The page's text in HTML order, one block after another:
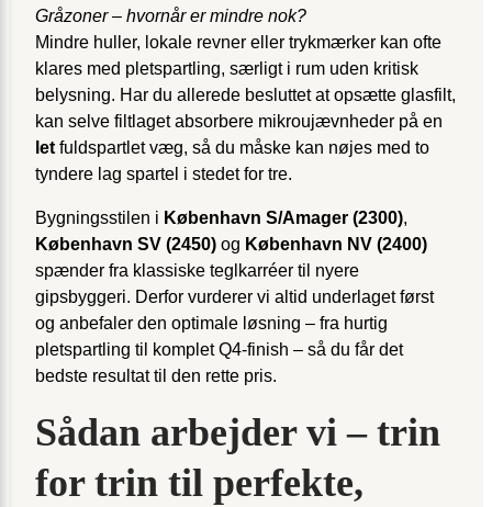
Gråzoner – hvornår er mindre nok?
Mindre huller, lokale revner eller trykmærker kan ofte
klares med pletspartling, særligt i rum uden kritisk
belysning. Har du allerede besluttet at opsætte glasfilt,
kan selve filtlaget absorbere mikroujævnheder på en
let fuldspartlet væg, så du måske kan nøjes med to
tyndere lag spartel i stedet for tre.
Bygningsstilen i København S/Amager (2300),
København SV (2450) og København NV (2400)
spænder fra klassiske teglkarréer til nyere
gipsbyggeri. Derfor vurderer vi altid underlaget først
og anbefaler den optimale løsning – fra hurtig
pletspartling til komplet Q4-finish – så du får det
bedste resultat til den rette pris.
Sådan arbejder vi – trin
for trin til perfekte,